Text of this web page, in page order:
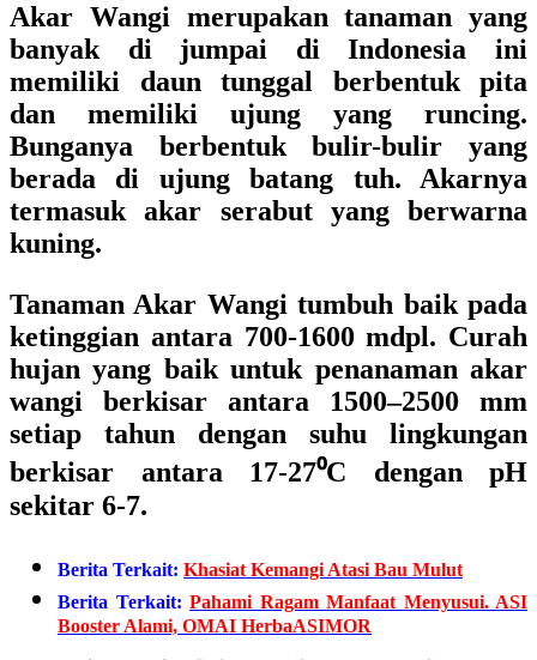
Akar Wangi merupakan tanaman yang
banyak di jumpai di Indonesia ini
memiliki daun tunggal berbentuk pita
dan memiliki ujung yang runcing.
Bunganya berbentuk bulir-bulir yang
berada di ujung batang tuh. Akarnya
termasuk akar serabut yang berwarna
kuning.
Tanaman Akar Wangi tumbuh baik pada
ketinggian antara 700-1600 mdpl. Curah
hujan yang baik untuk penanaman akar
wangi berkisar antara 1500–2500 mm
setiap tahun dengan suhu lingkungan
berkisar antara 17-27⁰C dengan pH
sekitar 6-7.
Berita Terkait: Khasiat Kemangi Atasi Bau Mulut
Berita Terkait: Pahami Ragam Manfaat Menyusui. ASI
Booster Alami, OMAI HerbaASIMOR